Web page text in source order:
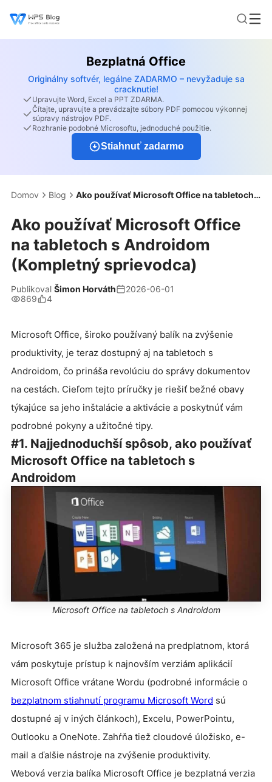
Bezplatná Office
Originálny softvér, legálne ZADARMO – nevyžaduje sa
cracknutie!
Upravujte Word, Excel a PPT ZDARMA.
Čítajte, upravujte a prevádzajte súbory PDF pomocou výkonnej
súpravy nástrojov PDF.
Rozhranie podobné Microsoftu, jednoduché použitie.
Stiahnuť zadarmo
Domov Blog Ako používať Microsoft Office na tabletoch s Androidom (Kompletný sprievodca)
Ako používať Microsoft Office
na tabletoch s Androidom
(Kompletný sprievodca)
Publikoval Šimon Horváth
2026-06-01
869
4
Microsoft Office, široko používaný balík na zvýšenie
produktivity, je teraz dostupný aj na tabletoch s
Androidom, čo prináša revolúciu do správy dokumentov
na cestách. Cieľom tejto príručky je riešiť bežné obavy
týkajúce sa jeho inštalácie a aktivácie a poskytnúť vám
podrobné pokyny a užitočné tipy.
#1. Najjednoduchší spôsob, ako používať
Microsoft Office na tabletoch s
Androidom
Microsoft Office na tabletoch s Androidom
Microsoft 365 je služba založená na predplatnom, ktorá
vám poskytuje prístup k najnovším verziám aplikácií
Microsoft Office vrátane Wordu (podrobné informácie o
bezplatnom stiahnutí programu Microsoft Word sú
dostupné aj v iných článkoch), Excelu, PowerPointu,
Outlooku a OneNote. Zahŕňa tiež cloudové úložisko, e-
mail a ďalšie nástroje na zvýšenie produktivity.
Webová verzia balíka Microsoft Office je bezplatná verzia